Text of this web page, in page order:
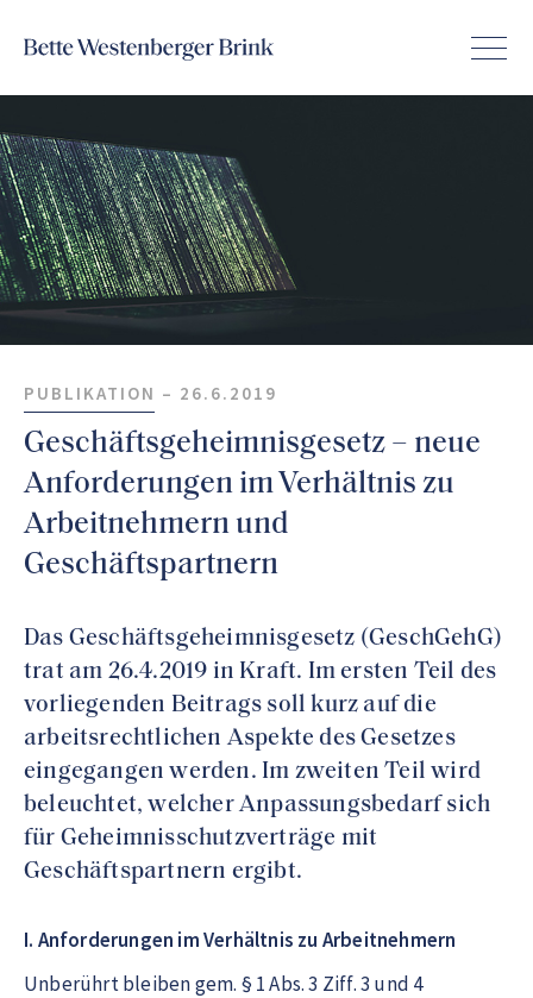
PUBLIKATION – 26.6.2019
Geschäftsgeheimnisgesetz – neue
Anforderungen im Verhältnis zu
Arbeitnehmern und
Geschäftspartnern
Das Geschäftsgeheimnisgesetz (GeschGehG)
trat am 26.4.2019 in Kraft. Im ersten Teil des
vorliegenden Beitrags soll kurz auf die
arbeitsrechtlichen Aspekte des Gesetzes
eingegangen werden. Im zweiten Teil wird
beleuchtet, welcher Anpassungsbedarf sich
für Geheimnisschutzverträge mit
Geschäftspartnern ergibt.
I. Anforderungen im Verhältnis zu Arbeitnehmern
Unberührt bleiben gem. § 1 Abs. 3 Ziff. 3 und 4